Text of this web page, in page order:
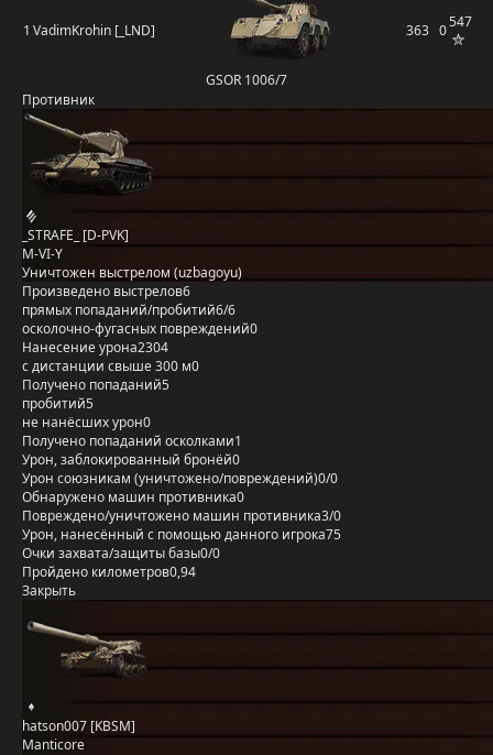
1 VadimKrohin [_LND]
GSOR 1006/7
363 0547
Противник
_STRAFE_ [D-PVK]
M-VI-Y
Уничтожен выстрелом (uzbagoyu)
Произведено выстрелов6
прямых попаданий/пробитий6/6
осколочно-фугасных повреждений0
Нанесение урона2304
с дистанции свыше 300 м0
Получено попаданий5
пробитий5
не нанёсших урон0
Получено попаданий осколками1
Урон, заблокированный бронёй0
Урон союзникам (уничтожено/повреждений)0/0
Обнаружено машин противника0
Повреждено/уничтожено машин противника3/0
Урон, нанесённый с помощью данного игрока75
Очки захвата/защиты базы0/0
Пройдено километров0,94
Закрыть
hatson007 [KBSM]
Manticore